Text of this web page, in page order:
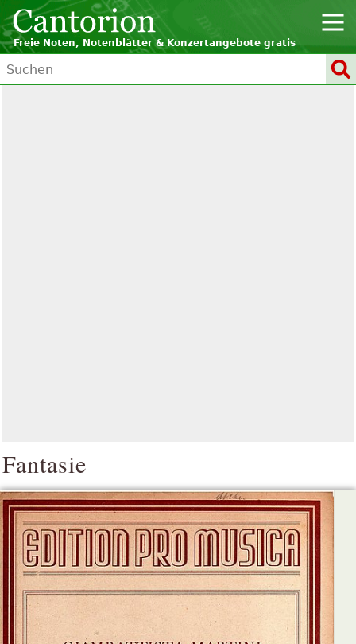
Freie Noten, Notenblätter & Konzertangebote gratis
Fantasie